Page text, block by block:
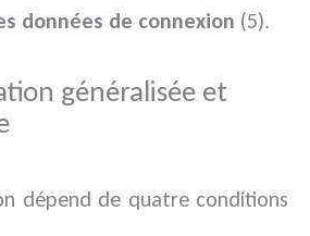
données de connexion (5).
généralisée et
dépend de quatre conditions